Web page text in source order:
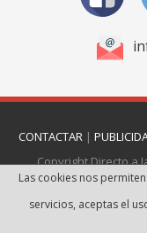
CONTACTAR|
Copyright Directo a
Página
Las cookies nos
servicios, aceptas el